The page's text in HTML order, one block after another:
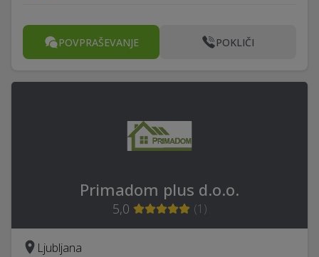
POVPRAŠEVANJE POKLIČI
Primadom plus d.o.o.
5,0 (1 )
Ljubljana